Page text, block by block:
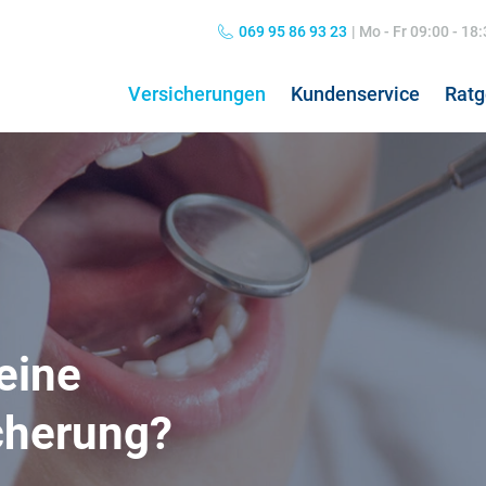
Versicherungen
Private Haftpflichtversicherung
Kombiversicherung
Hausratversicherung
Verkehrsrechtsschutz
Kundenservice
Grippe: Symptome & Behandlung
Übelkeit: Ursachen & Behandlung
Norovirus: Symptome & Behandlung
Nierenschmerzen
Kopfschmerzen
069 95 86 93 23 | Mo - Fr 09:00 -